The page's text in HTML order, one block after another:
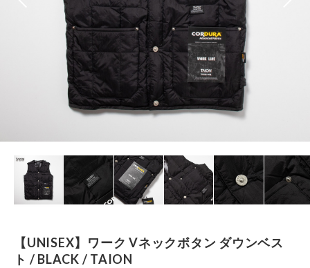
【UNISEX】ワーク Vネックボタン ダウンベス
ト / BLACK / TAION